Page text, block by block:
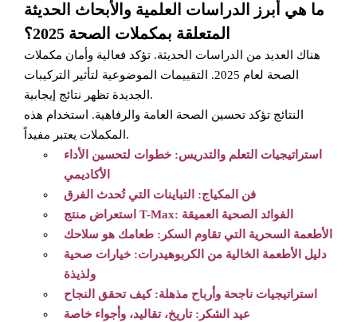
ما هي أبرز الدراسات العلمية والأبحاث الحديثة
المتعلقة بمكملات الصحة 2025؟
هناك العديد من الدراسات الحديثة. تؤكد فعالية وأمان مكملات
الصحة لعام 2025. التقييمات الموضوعية لتأثير التركيبات
الجديدة تظهر نتائج إيجابية.
النتائج تؤكد تحسين الصحة العامة والرفاهية. استخدام هذه
المكملات يعتبر مفيداً.
استراتيجيات التعلم والتدريس: خطوات لتحسين الأداء
الأكاديمي
فن المكياج: التباينات التي تُحدث الفرق
استعراض منتج T-Max: الفوائد الصحية العميقة
الأطعمة السحرية التي تقاوم السكر: طعامك هو سلاحك
دليل الأطعمة الخالية من الكربوهيدرات: خيارات صحية
ولذيذة
استراتيجيات ناجحة وأرباح مذهلة: كيف تحقق النجاح
عيد الشكر: تاريخ، تقاليد، وأجواء خاصة